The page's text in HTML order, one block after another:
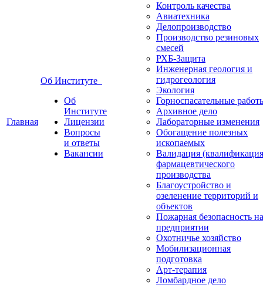
Главная
Об Институте
Об
Институте
Лицензии
Вопросы
и ответы
Вакансии
Контроль качества
Авиатехника
Делопроизводство
Производство резиновых
смесей
РХБ-Защита
Инженерная геология и
гидрогеология
Экология
Горноспасательные
Архивное дело
Лабораторные изменения
Обогащение полезных
ископаемых
Валидация
фармацевтического
производства
Благоустройство и
озеленение территорий и
объектов
Пожарная безопасность на
предприятии
Охотничье хозяйство
Мобилизационная
подготовка
Арт-терапия
Ломбардное дело